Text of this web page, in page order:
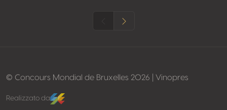
© Concours Mondial de Bruxelles 2026 | Vinopres
Realizzato da